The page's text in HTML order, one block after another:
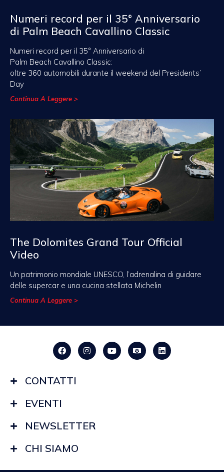
Numeri record per il 35° Anniversario
di Palm Beach Cavallino Classic
Numeri record per il 35° Anniversario di
Palm Beach Cavallino Classic:
oltre 360 automobili durante il weekend del Presidents’
Day
Continua A Leggere >
The Dolomites Grand Tour Official
Video
Un patrimonio mondiale UNESCO, l’adrenalina di guidare
delle supercar e una cucina stellata Michelin
Continua A Leggere >
CONTATTI
EVENTI
NEWSLETTER
CHI SIAMO